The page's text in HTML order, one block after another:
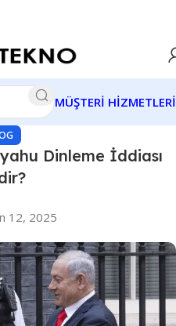
MÜŞTERİ HİZMETLERİ
Dinleme İddiası
12, 2025